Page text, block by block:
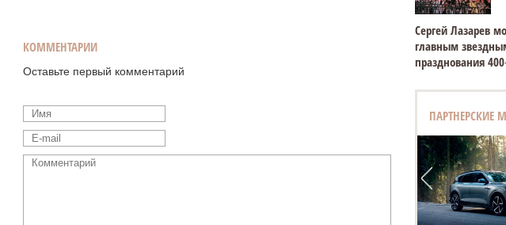
КОММЕНТАРИИ
Оставьте первый комментарий
Сергей Лазарев
главным
празднования
ПАРТНЕРСКИЕ